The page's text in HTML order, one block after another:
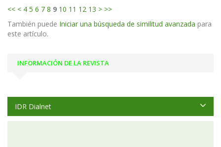
<< < 4 5 6 7 8 9 10 11 12 13 > >>
También puede Iniciar una búsqueda de similitud avanzada para
este artículo.
INFORMACIÓN DE LA REVISTA
IDR Dialnet